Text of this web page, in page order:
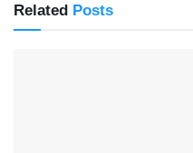
Related Posts